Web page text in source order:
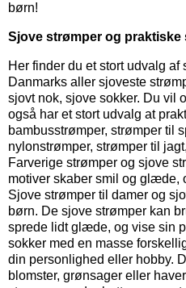
børn!
Sjove strømper og praktiske
Her finder du et stort udvalg
Danmarks aller sjoveste
sjovt nok, sjove sokker. Du vil
også har et stort udvalg at
bambusstrømper, strømper til
nylonstrømper, strømper til
Farverige strømper og sjove
motiver skaber smil og glæde,
Sjove strømper til damer og
børn. De sjove strømper kan
sprede lidt glæde, og vise sin
sokker med en masse
din personlighed eller hobby.
blomster, grønsager eller